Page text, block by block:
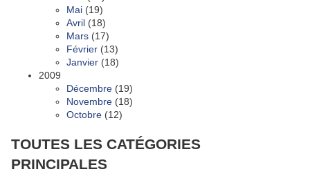
Mai (19)
Avril (18)
Mars (17)
Février (13)
Janvier (18)
2009
Décembre (19)
Novembre (18)
Octobre (12)
TOUTES LES CATÉGORIES
PRINCIPALES